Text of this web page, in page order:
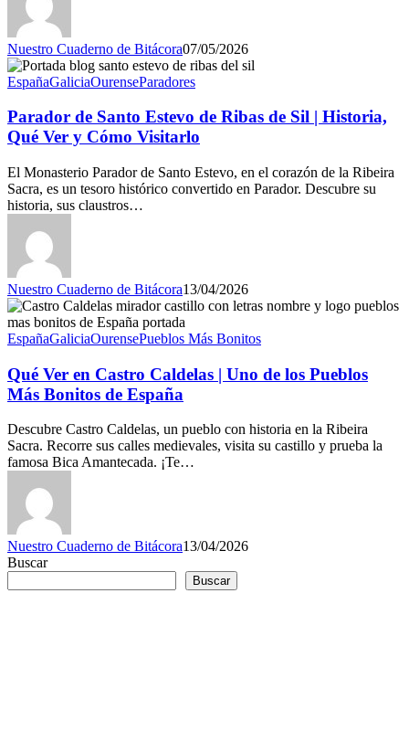
Nuestro Cuaderno de Bitácora07/05/2026
EspañaGaliciaOurenseParadores
Parador de Santo Estevo de Ribas de Sil | Historia,
Qué Ver y Cómo Visitarlo
El Monasterio Parador de Santo Estevo, en el corazón de la Ribeira
Sacra, es un tesoro histórico convertido en Parador. Descubre su
historia, sus claustros…
Nuestro Cuaderno de Bitácora13/04/2026
EspañaGaliciaOurensePueblos Más Bonitos
Qué Ver en Castro Caldelas | Uno de los Pueblos
Más Bonitos de España
Descubre Castro Caldelas, un pueblo con historia en la Ribeira
Sacra. Recorre sus calles medievales, visita su castillo y prueba la
famosa Bica Amantecada. ¡Te…
Nuestro Cuaderno de Bitácora13/04/2026
Buscar
Buscar